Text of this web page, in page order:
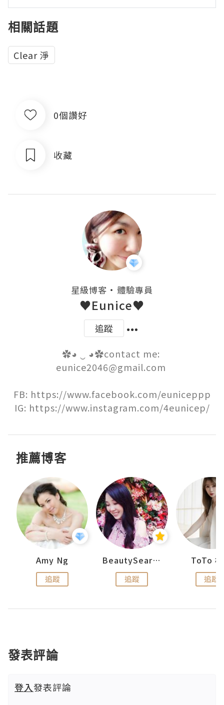
相關話題
Clear 淨
0個讚好
收藏
星級博客 ・ 體驗專員
♥Eunice♥
追蹤
✿◕ ‿ ◕✿contact me:
eunice2046@gmail.com
FB: https://www.facebook.com/euniceppp
IG: https://www.instagram.com/4eunicep/
推薦博客
Amy Ng
追蹤
BeautySearch
追蹤
ToTo
追蹤
發表評論
登入發表評論